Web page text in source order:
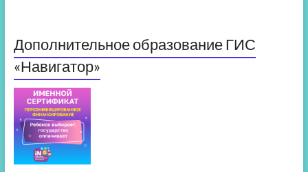
Дополнительное образование ГИС
«Навигатор»